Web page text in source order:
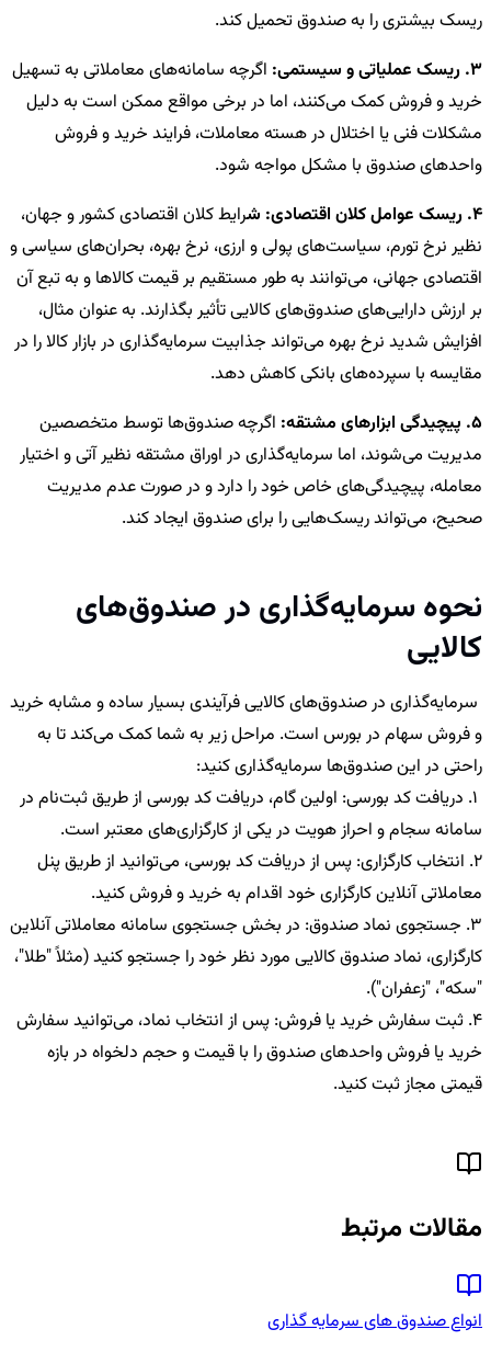
ریسک بیشتری را به صندوق تحمیل کند.
3. ریسک عملیاتی و سیستمی:
اگرچه سامانه‌های معاملاتی به تسهیل
خرید و فروش کمک می‌کنند، اما در برخی مواقع ممکن است به دلیل
مشکلات فنی یا اختلال در هسته معاملات، فرایند خرید و فروش
واحدهای صندوق با مشکل مواجه شود.
4. ریسک عوامل کلان اقتصادی: ش
رایط کلان اقتصادی کشور و جهان،
نظیر نرخ تورم، سیاست‌های پولی و ارزی، نرخ بهره، بحران‌های سیاسی و
اقتصادی جهانی، می‌توانند به طور مستقیم بر قیمت کالاها و به تبع آن
بر ارزش دارایی‌های صندوق‌های کالایی تأثیر بگذارند. به عنوان مثال،
افزایش شدید نرخ بهره می‌تواند جذابیت سرمایه‌گذاری در بازار کالا را در
مقایسه با سپرده‌های بانکی کاهش دهد.
5. پیچیدگی ابزارهای مشتقه:
اگرچه صندوق‌ها توسط متخصصین
مدیریت می‌شوند، اما سرمایه‌گذاری در اوراق مشتقه نظیر آتی و اختیار
معامله، پیچیدگی‌های خاص خود را دارد و در صورت عدم مدیریت
صحیح، می‌تواند ریسک‌هایی را برای صندوق ایجاد کند.
نحوه سرمایه‌گذاری در صندوق‌های
کالایی
سرمایه‌گذاری در صندوق‌های کالایی فرآیندی بسیار ساده و مشابه خرید
و فروش سهام در بورس است. مراحل زیر به شما کمک می‌کند تا به
راحتی در این صندوق‌ها سرمایه‌گذاری کنید:
1. دریافت کد بورسی: اولین گام، دریافت کد بورسی از طریق ثبت‌نام در
سامانه سجام و احراز هویت در یکی از کارگزاری‌های معتبر است.
2. انتخاب کارگزاری: پس از دریافت کد بورسی، می‌توانید از طریق پنل
معاملاتی آنلاین کارگزاری خود اقدام به خرید و فروش کنید.
3. جستجوی نماد صندوق: در بخش جستجوی سامانه معاملاتی آنلاین
کارگزاری، نماد صندوق کالایی مورد نظر خود را جستجو کنید (مثلاً "طلا"،
"سکه"، "زعفران").
4. ثبت سفارش خرید یا فروش: پس از انتخاب نماد، می‌توانید سفارش
خرید یا فروش واحدهای صندوق را با قیمت و حجم دلخواه در بازه
قیمتی مجاز ثبت کنید.
مقالات مرتبط
انواع صندوق های سرمایه گذاری